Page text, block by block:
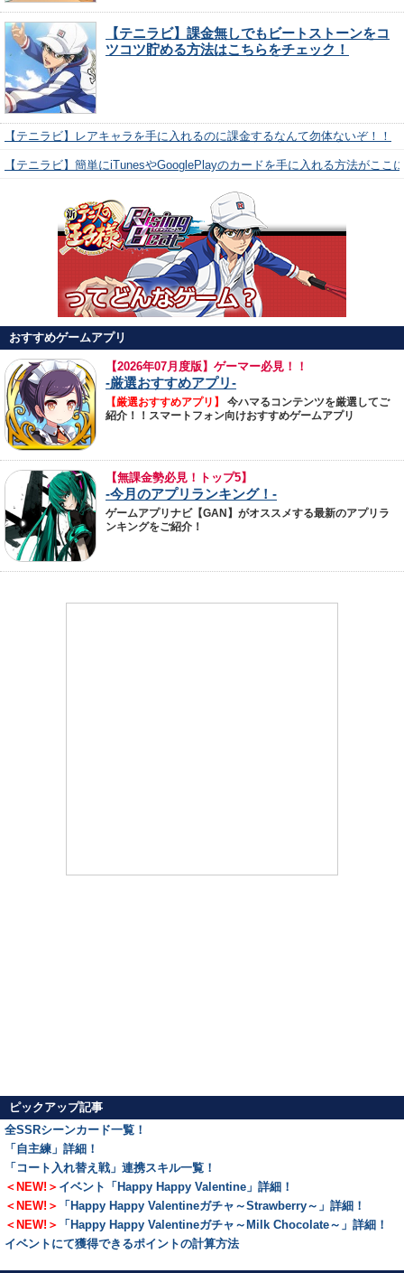
【テニラビ】課金無しでもビートストーンをコ
ツコツ貯める方法はこちらをチェック！
【テニラビ】レアキャラを手に入れるのに課金するなんて勿体ないぞ！！
【テニラビ】簡単にiTunesやGooglePlayのカードを手に入れる方法がここ
おすすめゲームアプリ
【2026年07月度版】ゲーマー必見！！
-厳選おすすめアプリ-
【厳選おすすめアプリ】
今ハマるコンテンツを厳選してご
紹介！！スマートフォン向けおすすめゲームアプリ
【無課金勢必見！トップ5】
-今月のアプリランキング！-
ゲームアプリナビ【GAN】がオススメする最新のアプリラ
ンキングをご紹介！
ピックアップ記事
全SSRシーンカード一覧！
「自主練」詳細！
「コート入れ替え戦」連携スキル一覧！
＜NEW!＞ イベント「Happy Happy Valentine」詳細！
＜NEW!＞
「Happy Happy Valentineガチャ～Strawberry～」詳細！
＜NEW!＞
「Happy Happy Valentineガチャ～Milk Chocolate～」詳細！
イベントにて獲得できるポイントの計算方法